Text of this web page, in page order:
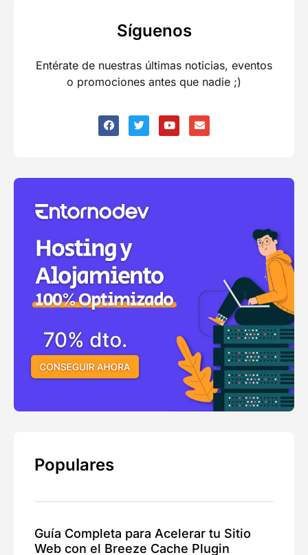
Síguenos
Entérate de nuestras últimas noticias, eventos
o promociones antes que nadie ;)
Populares
Guía Completa para Acelerar tu Sitio
Web con el Breeze Cache Plugin